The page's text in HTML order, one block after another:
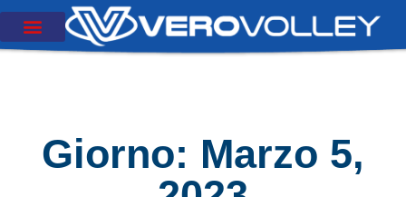
Giorno: Marzo 5,